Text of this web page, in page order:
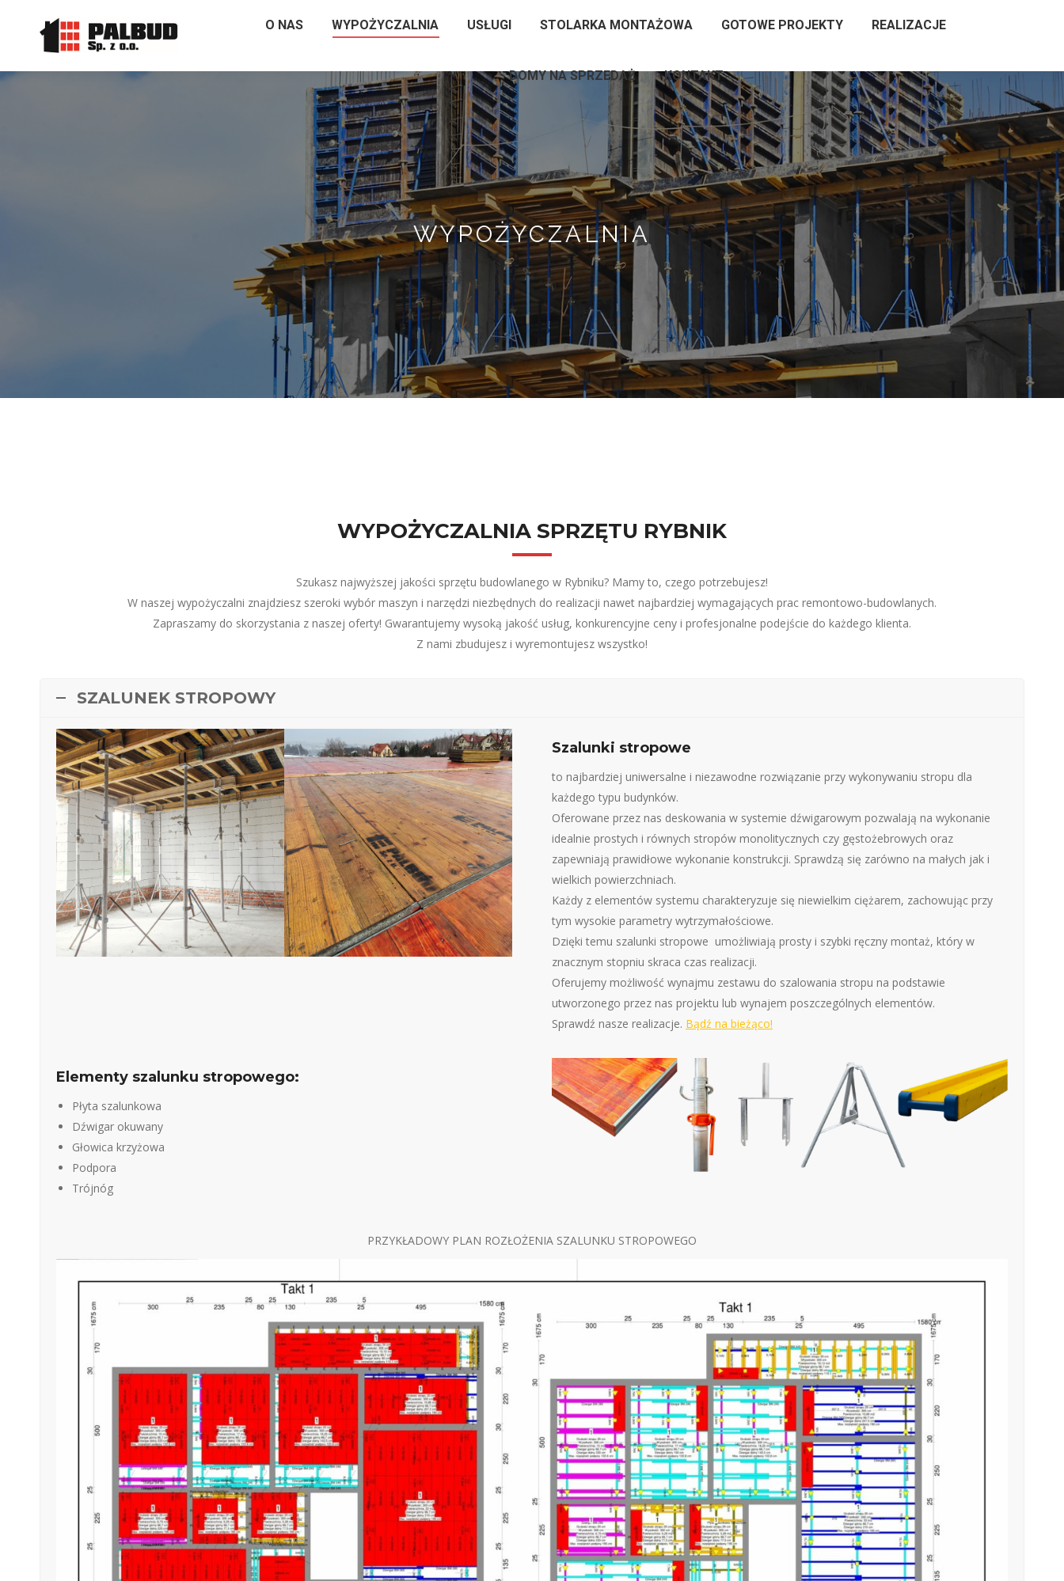
O NAS WYPOŻYCZALNIA USŁUGI STOLARKA MONTAŻOWA GOTOWE PROJEKTY REALIZACJE
DOMY NA SPRZEDAŻ KONTAKT
WYPOŻYCZALNIA
WYPOŻYCZALNIA SPRZĘTU RYBNIK
Szukasz najwyższej jakości sprzętu budowlanego w Rybniku? Mamy to, czego potrzebujesz!
W naszej wypożyczalni znajdziesz szeroki wybór maszyn i narzędzi niezbędnych do realizacji nawet najbardziej wymagających prac remontowo-budowlanych.
Zapraszamy do skorzystania z naszej oferty! Gwarantujemy wysoką jakość usług, konkurencyjne ceny i profesjonalne podejście do każdego klienta.
Z nami zbudujesz i wyremontujesz wszystko!
SZALUNEK STROPOWY
Szalunki stropowe
to najbardziej uniwersalne i niezawodne rozwiązanie przy wykonywaniu stropu dla
każdego typu budynków.
Oferowane przez nas deskowania w systemie dźwigarowym pozwalają na wykonanie
idealnie prostych i równych stropów monolitycznych czy gęstożebrowych oraz
zapewniają prawidłowe wykonanie konstrukcji. Sprawdzą się zarówno na małych jak i
wielkich powierzchniach.
Każdy z elementów systemu charakteryzuje się niewielkim ciężarem, zachowując przy
tym wysokie parametry wytrzymałościowe.
Dzięki temu szalunki stropowe umożliwiają prosty i szybki ręczny montaż, który w
znacznym stopniu skraca czas realizacji.
Oferujemy możliwość wynajmu zestawu do szalowania stropu na podstawie
utworzonego przez nas projektu lub wynajem poszczególnych elementów.
Sprawdź nasze realizacje. Bądź na bieżąco!
Elementy szalunku stropowego:
Płyta szalunkowa
Dźwigar okuwany
Głowica krzyżowa
Podpora
Trójnóg
PRZYKŁADOWY PLAN ROZŁOŻENIA SZALUNKU STROPOWEGO